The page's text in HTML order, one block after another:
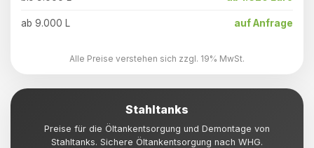
ab 9.000 L auf Anfrage
Alle Preise verstehen sich zzgl. 19% MwSt.
Stahltanks
Preise für die Öltankentsorgung und Demontage von
Stahltanks. Sichere Öltankentsorgung nach WHG.